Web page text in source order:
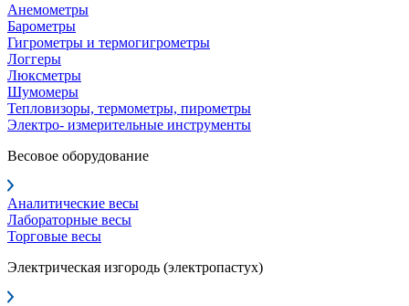
Анемометры
Барометры
Гигрометры и термогигрометры
Логгеры
Люксметры
Шумомеры
Тепловизоры, термометры, пирометры
Электро- измерительные инструменты
Весовое оборудование
Аналитические весы
Лабораторные весы
Торговые весы
Электрическая изгородь (электропастух)